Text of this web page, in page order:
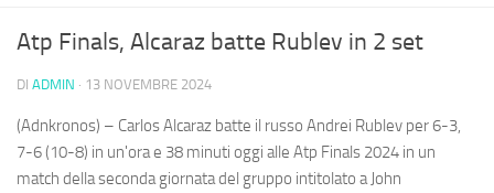
Atp Finals, Alcaraz batte Rublev in 2 set
DI ADMIN · 13 NOVEMBRE 2024
(Adnkronos) – Carlos Alcaraz batte il russo Andrei Rublev per 6-3,
7-6 (10-8) in un'ora e 38 minuti oggi alle Atp Finals 2024 in un
match della seconda giornata del gruppo intitolato a John